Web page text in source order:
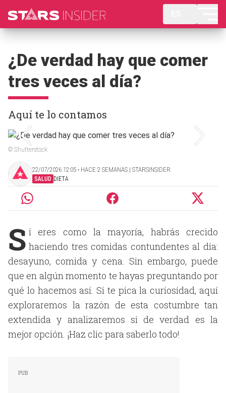
¿De verdad hay que comer
tres veces al día?
Aquí te lo contamos
© Shutterstock
22/07/2026 12:05 ‧ HACE 2 SEMANAS | STARSINSIDER
SALUD DIETA
S i eres como la mayoría, habrás crecido
haciendo tres comidas contundentes al día:
desayuno, comida y cena. Sin embargo, puede
que en algún momento te hayas preguntando por
qué lo hacemos así. Si te pica la curiosidad, aquí
exploraremos la razón de esta costumbre tan
extendida y analizaremos si de verdad es la
mejor opción. ¡Haz clic para saberlo todo!